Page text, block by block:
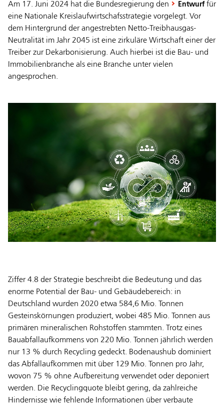
Am 17. Juni 2024 hat die Bundesregierung den Entwurffür
eine Nationale Kreislaufwirtschafsstrategie vorgelegt. Vor
dem Hintergrund der angestrebten Netto-Treibhausgas-
Neutralität im Jahr 2045 ist eine zirkuläre Wirtschaft einer der
Treiber zur Dekarbonisierung. Auch hierbei ist die Bau- und
Immobilienbranche als eine Branche unter vielen
angesprochen.
Ziffer 4.8 der Strategie beschreibt die Bedeutung und das
enorme Potential der Bau- und Gebäudebereich: in
Deutschland wurden 2020 etwa 584,6 Mio. Tonnen
Gesteinskörnungen produziert, wobei 485 Mio. Tonnen aus
primären mineralischen Rohstoffen stammten. Trotz eines
Bauabfallaufkommens von 220 Mio. Tonnen jährlich werden
nur 13 % durch Recycling gedeckt. Bodenaushub dominiert
das Abfallaufkommen mit über 129 Mio. Tonnen pro Jahr,
wovon 75 % ohne Aufbereitung verwendet oder deponiert
werden. Die Recyclingquote bleibt gering, da zahlreiche
Hindernisse wie fehlende Informationen über verbaute